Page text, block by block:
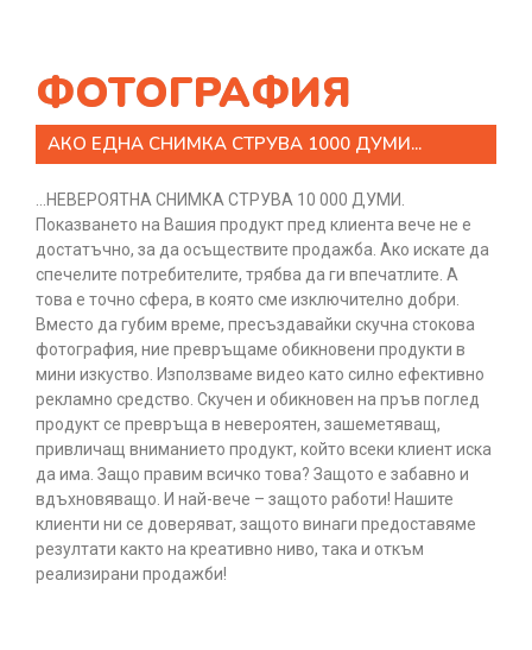
ФОТОГРАФИЯ
АКО ЕДНА СНИМКА СТРУВА 1000 ДУМИ...
…НЕВЕРОЯТНА СНИМКА СТРУВА 10 000 ДУМИ.
Показването на Вашия продукт пред клиента вече не е
достатъчно, за да осъществите продажба. Ако искате да
спечелите потребителите, трябва да ги впечатлите. А
това е точно сфера, в която сме изключително добри.
Вместо да губим време, пресъздавайки скучна стокова
фотография, ние превръщаме обикновени продукти в
мини изкуство. Използваме видео като силно ефективно
рекламно средство. Скучен и обикновен на пръв поглед
продукт се превръща в невероятен, зашеметяващ,
привличащ вниманието продукт, който всеки клиент иска
да има. Защо правим всичко това? Защото е забавно и
вдъхновяващо. И най-вече – защото работи! Нашите
клиенти ни се доверяват, защото винаги предоставяме
резултати както на креативно ниво, така и откъм
реализирани продажби!